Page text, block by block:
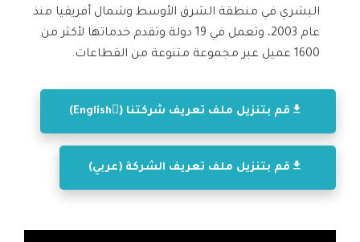
البشري في منطقة الشرق الأوسط وشمال أفريقيا منذ
عام 2003، وتعمل في 19 دولة وتقدم خدماتها لأكثر من
1600 عميل عبر مجموعة متنوعة من القطاعات.
قم بتنزيل ملف تعريف شركتنا (ِEnglish)
قم بتنزيل ملف تعريف الشركة (عربي)